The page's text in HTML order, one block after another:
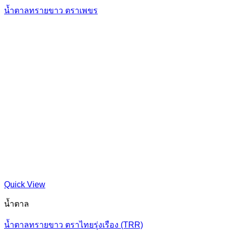
น้ำตาลทรายขาว ตราเพขร
Quick View
น้ำตาล
น้ำตาลทรายขาว ตราไทยรุ่งเรือง (TRR)